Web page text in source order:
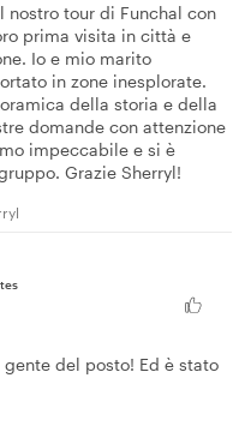
tour di Funchal con
prima visita in città e
Io e mio marito
in zone inesplorate.
della storia e della
domande con attenzione
impeccabile e si è
Grazie Sherryl!
del posto! Ed è stato